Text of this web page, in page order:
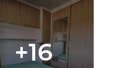
+16